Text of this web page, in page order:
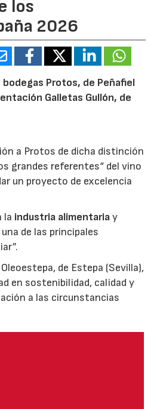
los
2026
bodegas Protos, de Peñafiel
Galletas Gullón, de
a Protos de dicha distinción
grandes referentes“ del vino
un proyecto de excelencia
la industria alimentariay
de las principales
de Estepa (Sevilla),
en sostenibilidad, calidad y
a las circunstancias